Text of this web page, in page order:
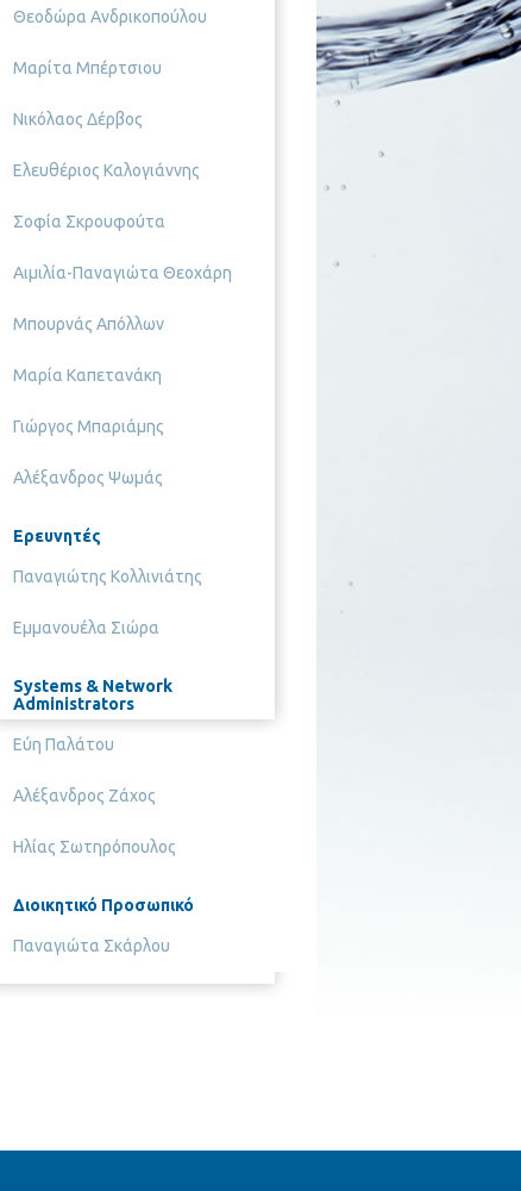
Θεοδώρα Ανδρικοπούλου
Μαρίτα Μπέρτσιου
Νικόλαος Δέρβος
Ελευθέριος Καλογιάννης
Σοφία Σκρουφούτα
Αιμιλία-Παναγιώτα Θεοχάρη
Μπουρνάς Απόλλων
Μαρία Καπετανάκη
Γιώργος Μπαριάμης
Αλέξανδρος Ψωμάς
Ερευνητές
Παναγιώτης Κολλινιάτης
Εμμανουέλα Σιώρα
Systems & Network
Administrators
Εύη Παλάτου
Αλέξανδρος Ζάχος
Ηλίας Σωτηρόπουλος
Διοικητικό Προσωπικό
Παναγιώτα Σκάρλου